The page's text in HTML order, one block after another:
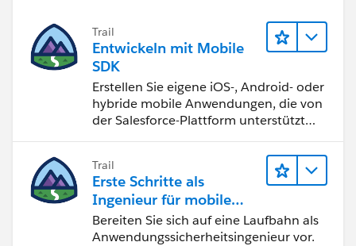
Trail
Entwickeln mit Mobile
SDK
Erstellen Sie eigene iOS-, Android- oder
hybride mobile Anwendungen, die von
der Salesforce-Plattform unterstützt
Trail
Erste Schritte als
Ingenieur für mobile
Anwendungssicherheit
Bereiten Sie sich auf eine Laufbahn als
Anwendungssicherheitsingenieur vor.